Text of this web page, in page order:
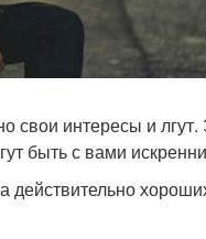
свои интересы и
быть с вами